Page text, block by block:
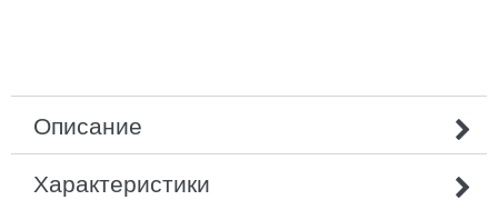
Описание
Характеристики